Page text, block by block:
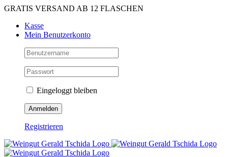
Zum
springen
GRATIS VERSAND AB 12 FLASCHEN
Kasse
Mein Benutzerkonto
Eingeloggt bleiben
Registrieren